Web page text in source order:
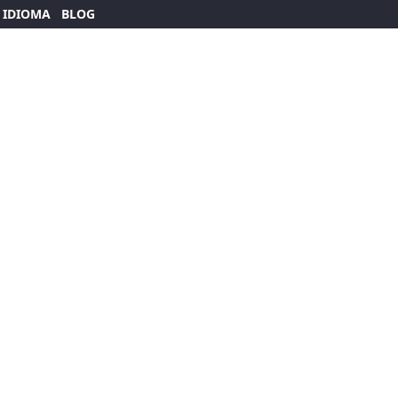
IDIOMA BLOG